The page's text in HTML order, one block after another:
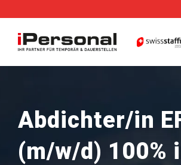
content
Abdichter/in
(m/w/d) 100%